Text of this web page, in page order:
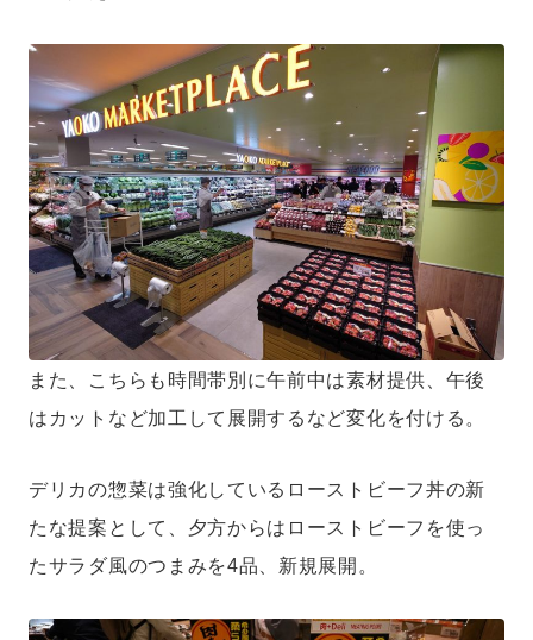
また、こちらも時間帯別に午前中は素材提供、午後
はカットなど加工して展開するなど変化を付ける。
デリカの惣菜は強化しているローストビーフ丼の新
たな提案として、夕方からはローストビーフを使っ
たサラダ風のつまみを4品、新規展開。